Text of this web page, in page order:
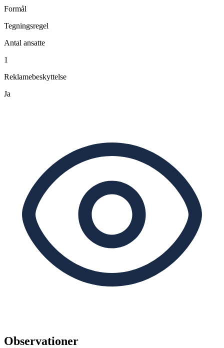
Formål
Tegningsregel
Antal ansatte
1
Reklamebeskyttelse
Ja
Observationer